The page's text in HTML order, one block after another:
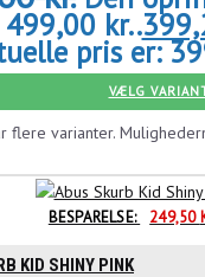
kr..
pris er:
VÆLG
flere varianter.
BESPARELSE: 249,50
KID SHINY PINK